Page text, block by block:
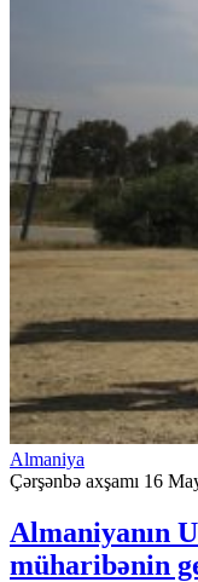
Almaniya
Çərşənbə axşamı 16
Almaniyanın
müharibənin